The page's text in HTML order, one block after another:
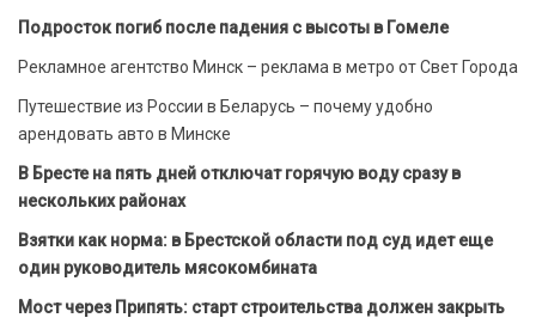
Подросток погиб после падения с высоты в Гомеле
Рекламное агентство Минск – реклама в метро от Свет Города
Путешествие из России в Беларусь – почему удобно
арендовать авто в Минске
В Бресте на пять дней отключат горячую воду сразу в
нескольких районах
Взятки как норма: в Брестской области под суд идет еще
один руководитель мясокомбината
Мост через Припять: старт строительства должен закрыть